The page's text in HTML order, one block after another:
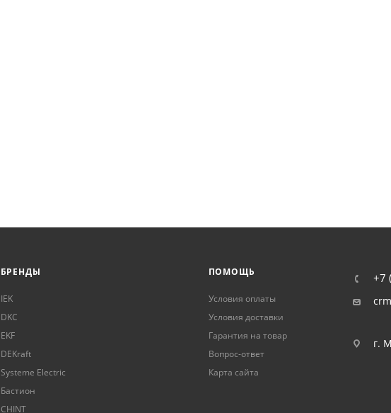
БРЕНДЫ
IEK
DKC
EKF
DEKraft
Systeme Electric
Бастион
CHINT
ПОМОЩЬ
Условия оплаты
Условия доставки
Гарантия на товар
Вопрос-ответ
Карта сайта
+7
г.